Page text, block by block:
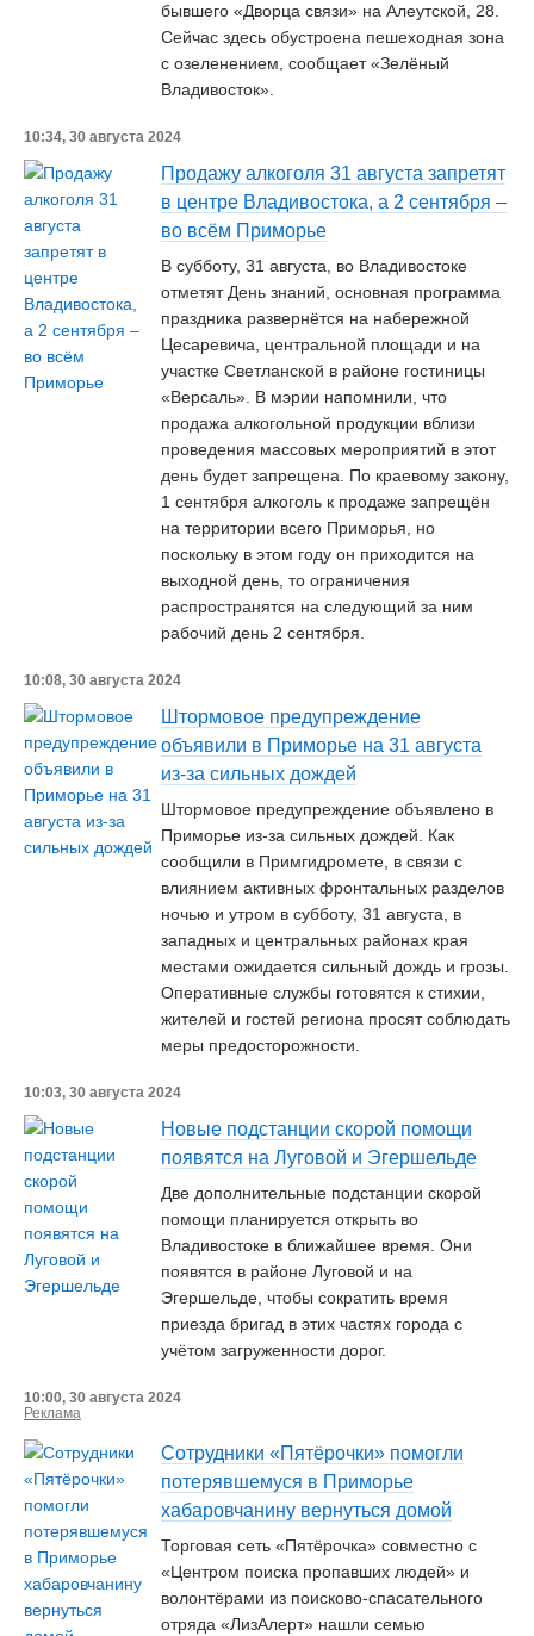
бывшего «Дворца связи» на Алеутской, 28.
Сейчас здесь обустроена пешеходная зона
с озеленением, сообщает «Зелёный
Владивосток».
10:34, 30 августа 2024
Продажу алкоголя 31 августа запретят
в центре Владивостока, а 2 сентября –
во всём Приморье
В субботу, 31 августа, во Владивостоке
отметят День знаний, основная программа
праздника развернётся на набережной
Цесаревича, центральной площади и на
участке Светланской в районе гостиницы
«Версаль». В мэрии напомнили, что
продажа алкогольной продукции вблизи
проведения массовых мероприятий в этот
день будет запрещена. По краевому закону,
1 сентября алкоголь к продаже запрещён
на территории всего Приморья, но
поскольку в этом году он приходится на
выходной день, то ограничения
распространятся на следующий за ним
рабочий день 2 сентября.
10:08, 30 августа 2024
Штормовое предупреждение
объявили в Приморье на 31 августа
из-за сильных дождей
Штормовое предупреждение объявлено в
Приморье из-за сильных дождей. Как
сообщили в Примгидромете, в связи с
влиянием активных фронтальных разделов
ночью и утром в субботу, 31 августа, в
западных и центральных районах края
местами ожидается сильный дождь и грозы.
Оперативные службы готовятся к стихии,
жителей и гостей региона просят соблюдать
меры предосторожности.
10:03, 30 августа 2024
Новые подстанции скорой помощи
появятся на Луговой и Эгершельде
Две дополнительные подстанции скорой
помощи планируется открыть во
Владивостоке в ближайшее время. Они
появятся в районе Луговой и на
Эгершельде, чтобы сократить время
приезда бригад в этих частях города с
учётом загруженности дорог.
10:00, 30 августа 2024
Реклама
Сотрудники «Пятёрочки» помогли
потерявшемуся в Приморье
хабаровчанину вернуться домой
Торговая сеть «Пятёрочка» совместно с
«Центром поиска пропавших людей» и
волонтёрами из поисково-спасательного
отряда «ЛизАлерт» нашли семью